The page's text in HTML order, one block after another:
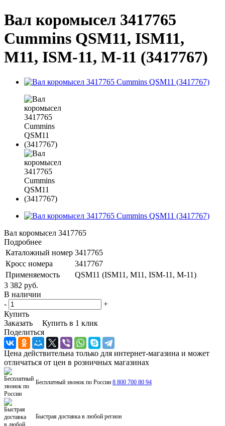
Вал коромысел 3417765
Cummins QSM11, ISM11,
M11, ISM-11, M-11 (3417767)
Вал коромысел 3417765
Подробнее
Каталожный номер 3417765
Кросс номера
3417767
Применяемость
QSM11 (ISM11, M11, ISM-11, M-11)
3 382 руб.
В наличии
-
+
Купить
Заказать
Купить в 1 клик
Поделиться
Цена действительна только для интернет-магазина и может
отличаться от цен в розничных магазинах
Бесплатный звонок по России 8 800 700 80 94
Быстрая доставка в любой регион